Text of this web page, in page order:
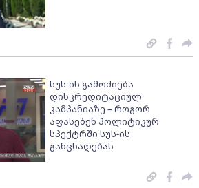
სუს-ის გამოძიება
დისკრედიტაციულ
კამპანიაზე – როგორ
აფასებენ პოლიტიკურ
სპექტრში სუს-ის
განცხადებას